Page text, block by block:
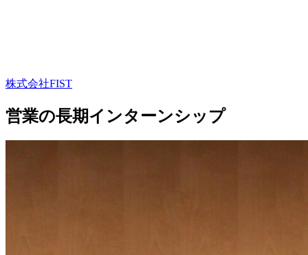
株式会社FIST
営業の長期インターンシップ